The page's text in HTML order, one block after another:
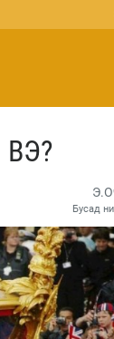
Бусад